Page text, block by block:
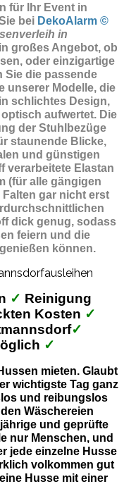
für Ihr Event in
bei DekoAlarm ©
in
großes Angebot, ob
oder einzigartige
Sie die passende
unserer Modelle, die
schlichtes Design,
aufwertet. Die
der Stuhlbezüge
staunende Blicke,
und günstigen
verarbeitete Elastan
(für alle gängigen
gar nicht erst
dick genug, sodass
feiern und die
können.
✓ Reinigung
Kosten ✓
✓
✓
mieten. Glaubt
wichtigste Tag ganz
und reibungslos
Wäschereien
und geprüfte
nur Menschen, und
jede einzelne Husse
volkommen gut
Husse mit einer